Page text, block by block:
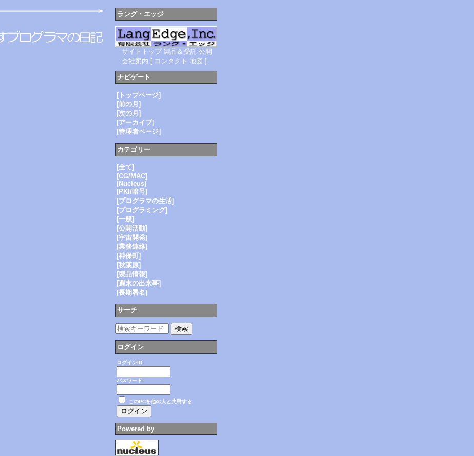
ラング・エッジ
サイトトップ 製品＆受託 公開
会社案内 [ コンタクト 地図 ]
ナビゲート
[トップページ]
[前の月]
[次の月]
[アーカイブ]
[管理者ページ]
カテゴリー
[全て]
[CG/MAC]
[Nucleus]
[PKI/暗号]
[プログラマの生活]
[プログラミング]
[一般]
[公開活動]
[宇宙開発]
[業務連絡]
[神保町]
[秋葉原]
[製品情報]
[週末の出来事]
[長期署名]
サーチ
ログイン
ログインID:
パスワード:
このPCを他の人と共用する
Powered by